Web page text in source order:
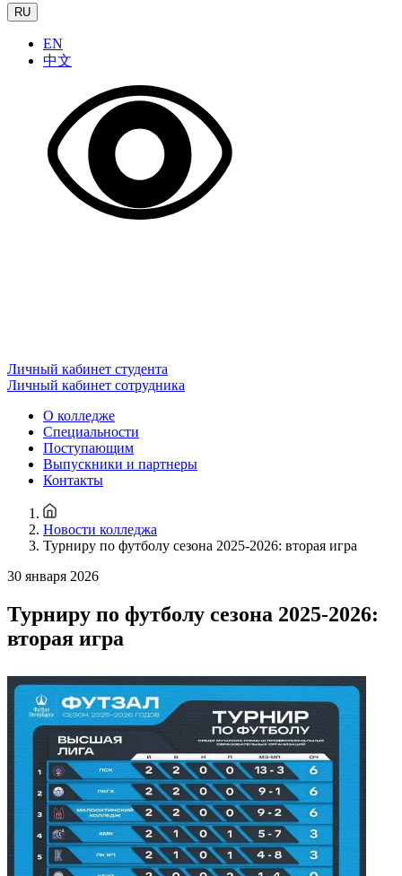
RU
EN
中文
Личный кабинет студента
Личный кабинет сотрудника
О колледже
Специальности
Поступающим
Выпускники и партнеры
Контакты
Новости колледжа
Турниру по футболу сезона 2025-2026: вторая игра
30 января 2026
Турниру по футболу сезона 2025-2026:
вторая игра